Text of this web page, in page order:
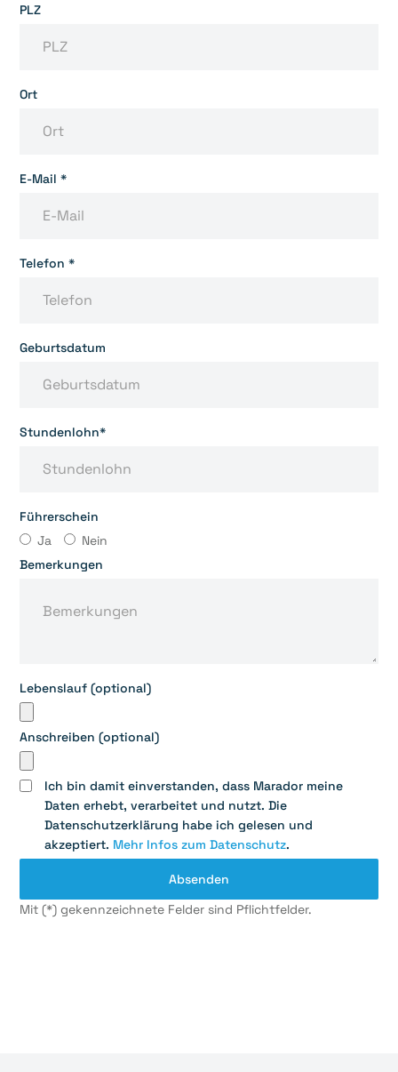
PLZ
Ort
E-Mail *
Telefon *
Geburtsdatum
Stundenlohn*
Führerschein
Ja
Nein
Bemerkungen
Lebenslauf (optional)
Anschreiben (optional)
Ich bin damit einverstanden, dass Marador meine
Daten erhebt, verarbeitet und nutzt. Die
Datenschutzerklärung habe ich gelesen und
akzeptiert. Mehr Infos zum Datenschutz.
Mit (*) gekennzeichnete Felder sind Pflichtfelder.